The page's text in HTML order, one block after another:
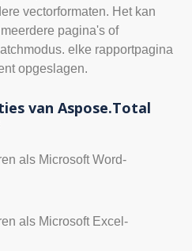
vectorformaten. Het kan
pagina's of
elke rapportpagina
opgeslagen.
van Aspose.Total
als Microsoft Word-
als Microsoft Excel-